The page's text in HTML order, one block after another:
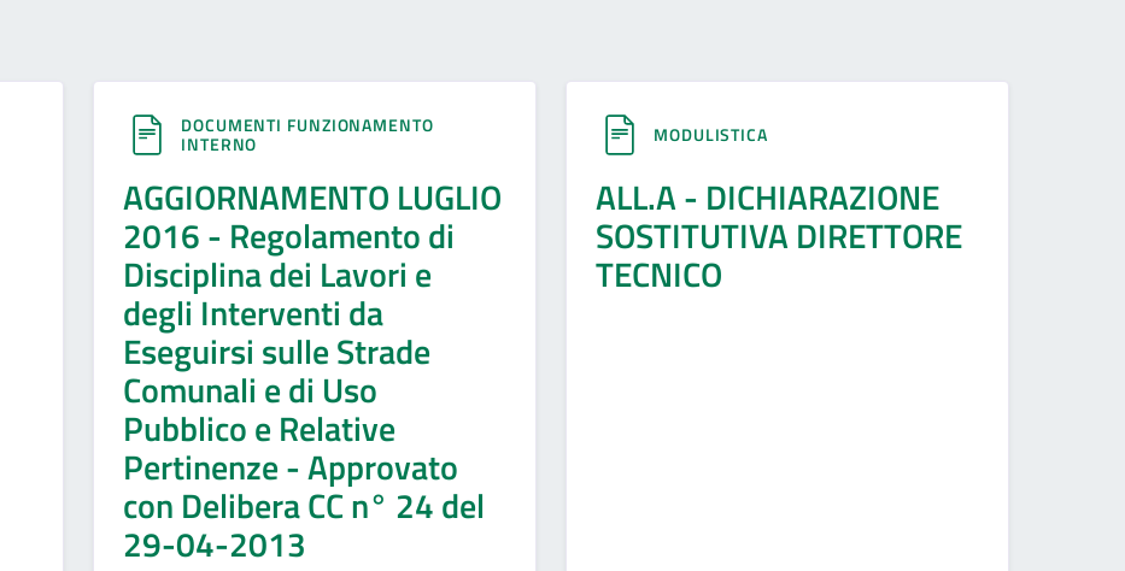
DOCUMENTI FUNZIONAMENTO
INTERNO
AGGIORNAMENTO LUGLIO
2016 - Regolamento di
Disciplina dei Lavori e
degli Interventi da
Eseguirsi sulle Strade
Comunali e di Uso
Pubblico e Relative
Pertinenze - Approvato
con Delibera CC n° 24 del
29-04-2013
MODULISTICA
ALL.A - DICHIARAZIONE
SOSTITUTIVA DIRETTORE
TECNICO